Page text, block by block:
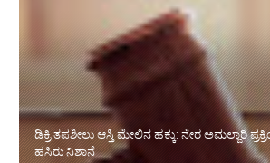
ಸರ್ಫೇಸಿ ಪ್ರಕ್ರಿಯೆಗೆ ಸಿವಿಲ್ ಕೋರ್ಟ್ ತಡೆ ನೀಡಲಾಗದು:
ವಿಸ್ತರ- ಹೈಕೋರ್ಟ್ ವ್ಯಾಖ್ಯಾನ